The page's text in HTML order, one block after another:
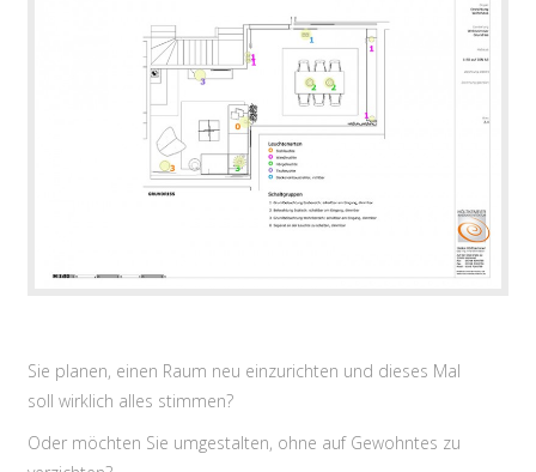
Sie planen, einen Raum neu einzurichten und dieses Mal
soll wirklich alles stimmen?
Oder möchten Sie umgestalten, ohne auf Gewohntes zu